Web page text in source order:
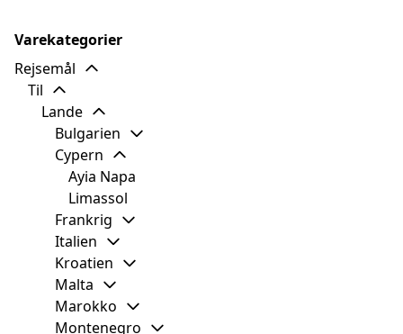
Varekategorier
Rejsemål
Til
Lande
Bulgarien
Cypern
Ayia Napa
Limassol
Frankrig
Italien
Kroatien
Malta
Marokko
Montenegro